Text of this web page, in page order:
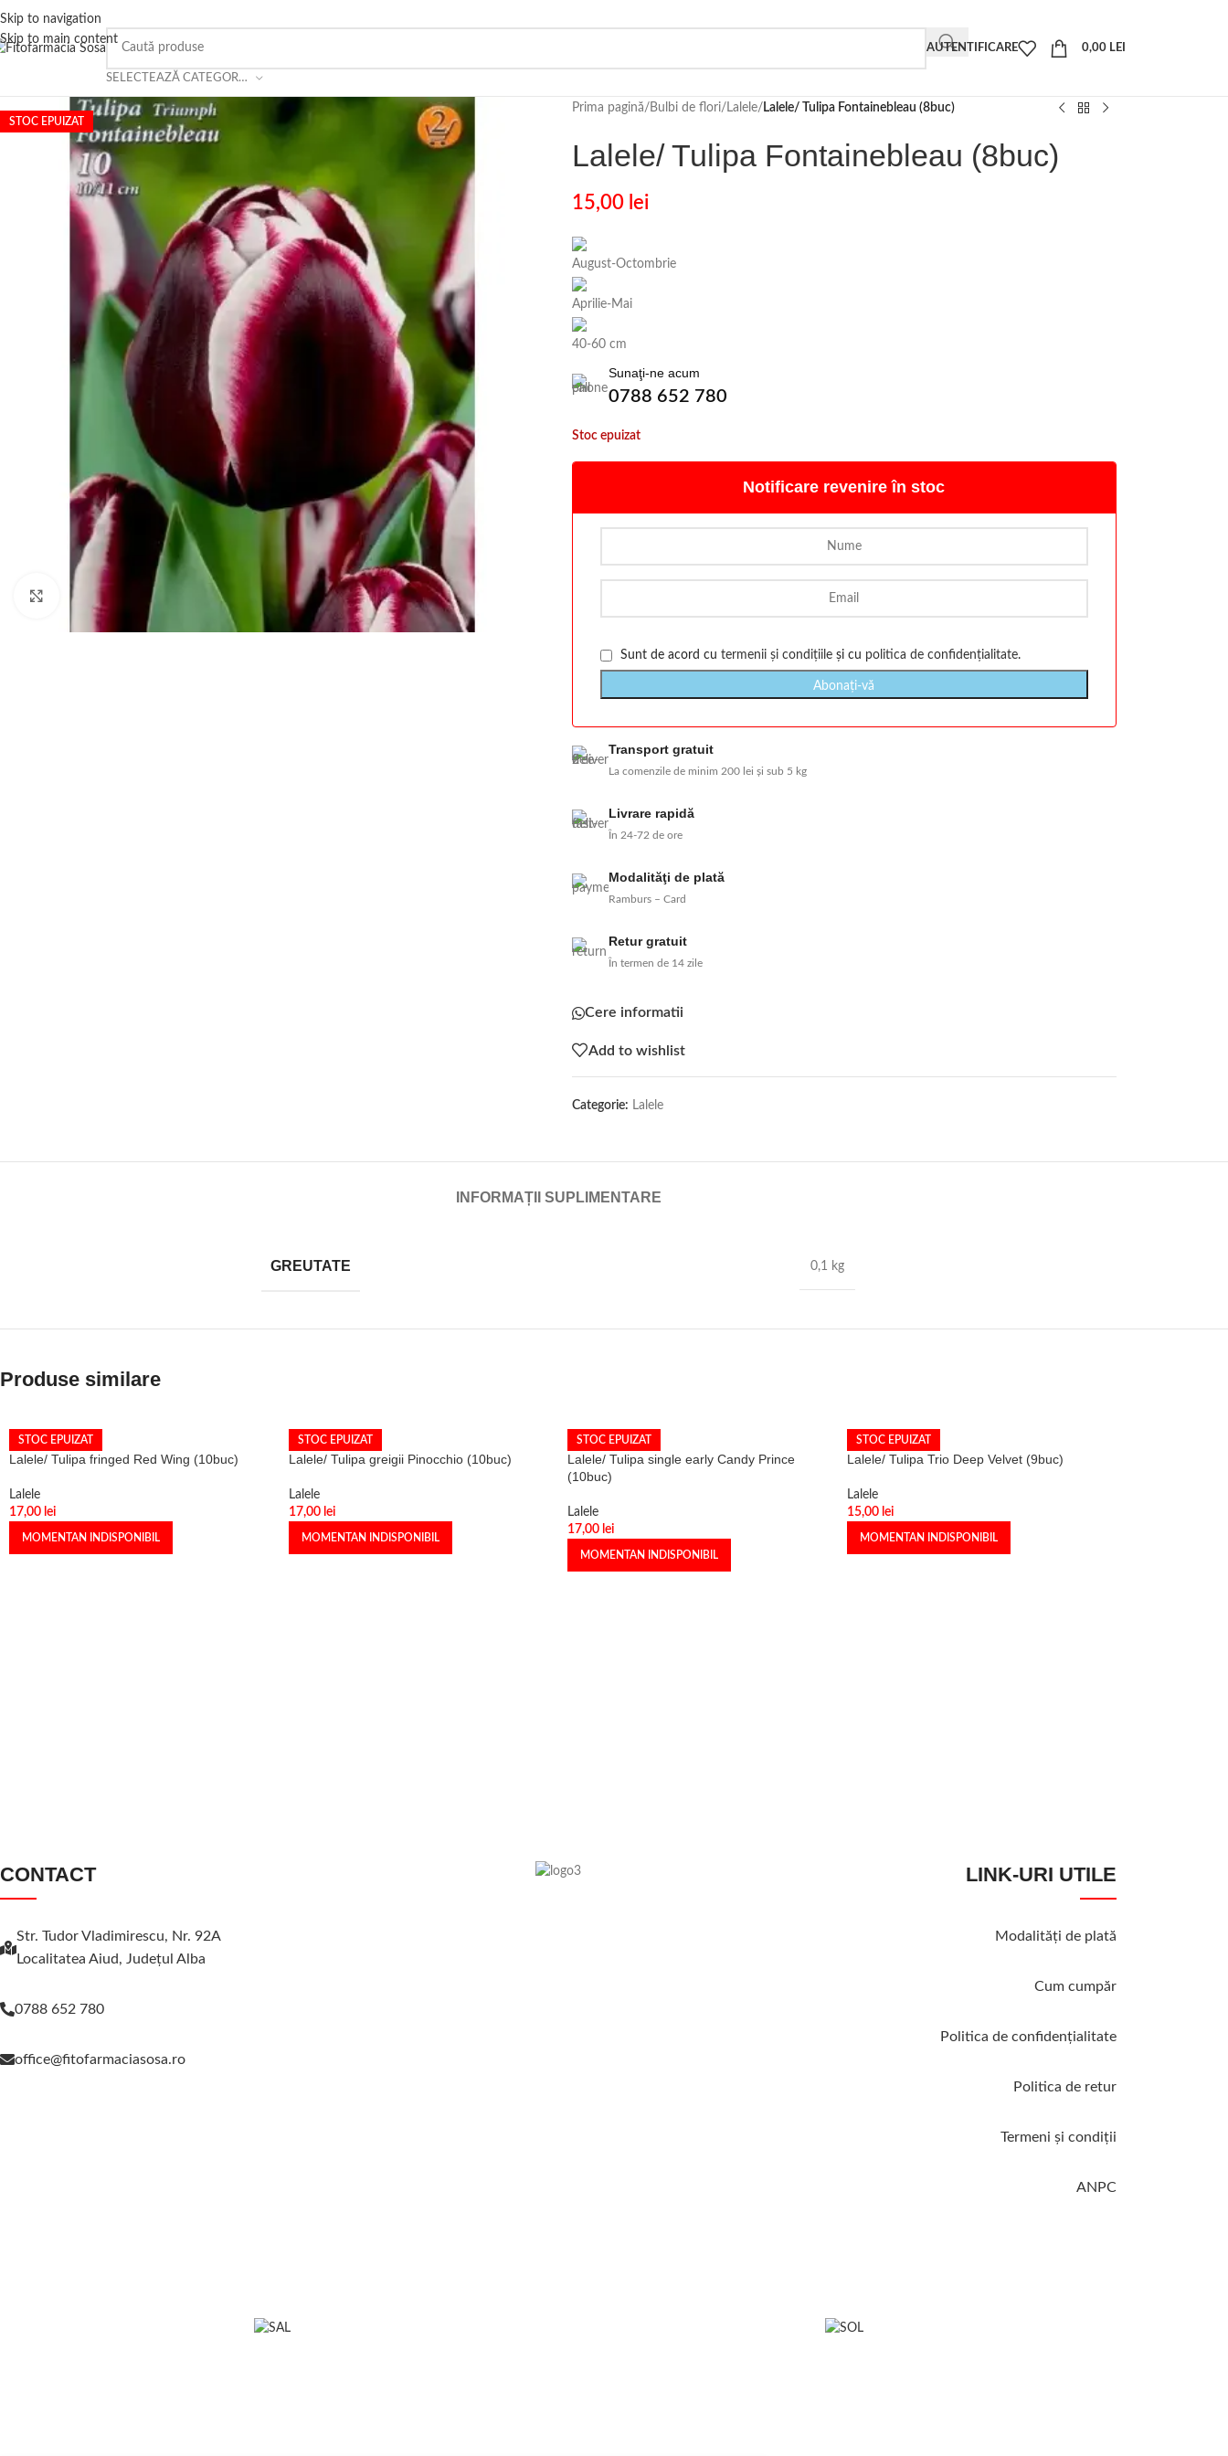
Skip to navigation
Skip to main content
SELECTEAZĂ CATEGORIA
AUTENTIFICARE 0,00 LEI
STOC EPUIZAT
Click to enlarge
Prima pagină/ Bulbi de flori/ Lalele/ Lalele/ Tulipa Fontainebleau (8buc)
Lalele/ Tulipa Fontainebleau (8buc)
15,00 lei
August-Octombrie
Aprilie-Mai
40-60 cm
Sunaţi-ne acum
0788 652 780
Stoc epuizat
Notificare revenire în stoc
Sunt de acord cu termenii și condițiileși cu politica de confidențialitate.
Transport gratuit
La comenzile de minim 200 lei și sub 5 kg
Livrare rapidă
În 24-72 de ore
Modalităţi de plată
Ramburs – Card
Retur gratuit
În termen de 14 zile
Cere informatii
Add to wishlist
Categorie: Lalele
INFORMAȚII SUPLIMENTARE
GREUTATE 0,1 kg
Produse similare
STOC EPUIZAT
Lalele/ Tulipa fringed Red Wing (10buc)
Lalele
17,00 lei
MOMENTAN INDISPONIBIL
STOC EPUIZAT
Lalele/ Tulipa greigii Pinocchio (10buc)
Lalele
17,00 lei
MOMENTAN INDISPONIBIL
STOC EPUIZAT
Lalele/ Tulipa single early Candy Prince
(10buc)
Lalele
17,00 lei
MOMENTAN INDISPONIBIL
STOC EPUIZAT
Lalele/ Tulipa Trio Deep Velvet (9buc)
Lalele
15,00 lei
MOMENTAN INDISPONIBIL
CONTACT
Str. Tudor Vladimirescu, Nr. 92A
Localitatea Aiud, Judeţul Alba
0788 652 780
office@fitofarmaciasosa.ro
LINK-URI UTILE
Modalităţi de plată
Cum cumpăr
Politica de confidenţialitate
Politica de retur
Termeni şi condiţii
ANPC